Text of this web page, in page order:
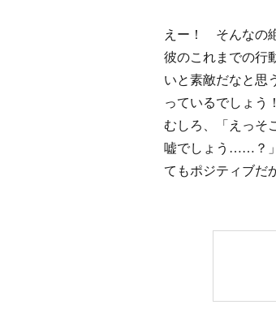
えー！ そんなの
彼のこれまでの行
いと素敵だなと思
っているでしょう！
むしろ、「えっ
嘘でしょう……？
てもポジティブだ